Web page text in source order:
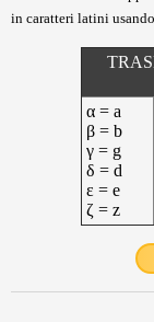
in caratteri latini
α = a
β = b
γ = g
δ = d
ε = e
ζ = z